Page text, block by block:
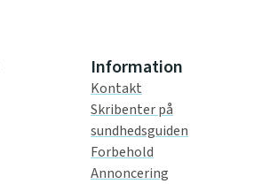
Information
Kontakt
Skribenter på
sundhedsguiden
Forbehold
Annoncering